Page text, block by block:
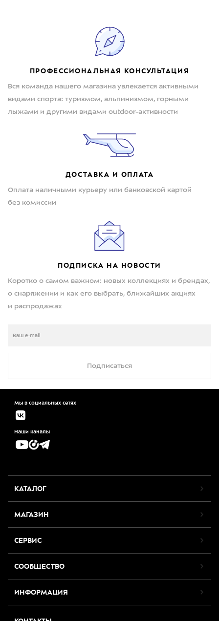
ПРОФЕССИОНАЛЬНАЯ КОНСУЛЬТАЦИЯ
Вся команда нашего магазина увлекается активными
видами спорта: туризмом, альпинизмом, горными
лыжами и другими видами outdoor-активности
ДОСТАВКА И ОПЛАТА
Оплата наличными курьеру или банковской картой
без комиссии
ПОДПИСКА НА НОВОСТИ
Коротко о самом важном: новых коллекциях и брендах,
о снаряжении и как его выбрать, ближайших акциях
и распродажах
Подписаться
Мы в социальных сетях
Наши каналы
КАТАЛОГ
МАГАЗИН
СЕРВИС
СООБЩЕСТВО
ИНФОРМАЦИЯ